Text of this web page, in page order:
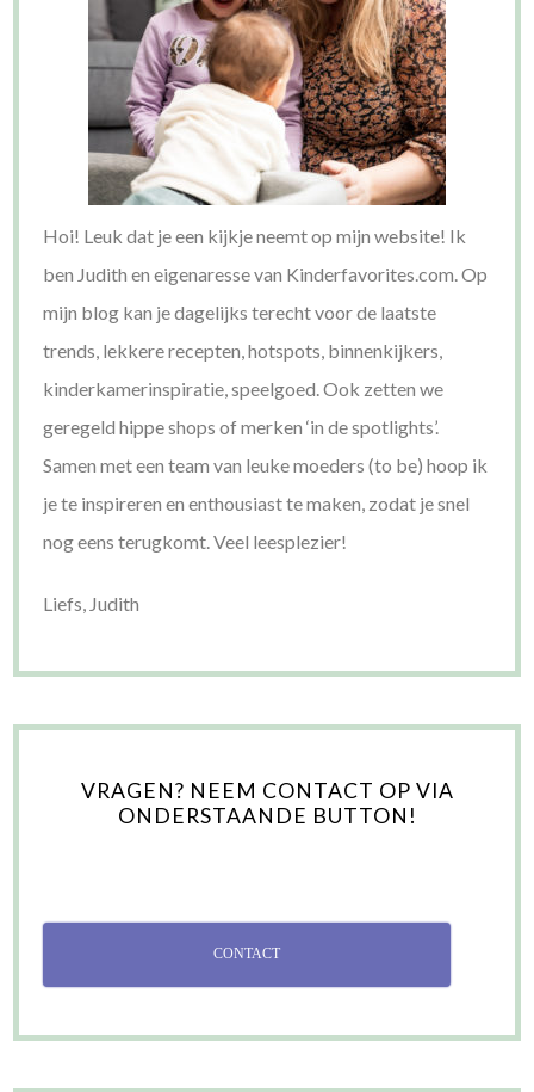
Hoi! Leuk dat je een kijkje neemt op mijn website! Ik
ben Judith en eigenaresse van Kinderfavorites.com. Op
mijn blog kan je dagelijks terecht voor de laatste
trends, lekkere recepten, hotspots, binnenkijkers,
kinderkamerinspiratie, speelgoed. Ook zetten we
geregeld hippe shops of merken ‘in de spotlights’.
Samen met een team van leuke moeders (to be) hoop ik
je te inspireren en enthousiast te maken, zodat je snel
nog eens terugkomt. Veel leesplezier!
Liefs, Judith
VRAGEN? NEEM CONTACT OP VIA
ONDERSTAANDE BUTTON!
CONTACT